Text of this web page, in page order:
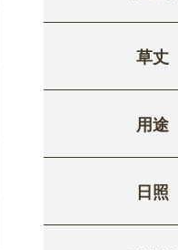
草丈
用途
日照